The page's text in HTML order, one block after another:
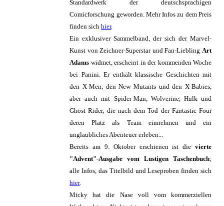
Standardwerk der deutschsprachigen
Comicforschung geworden. Mehr Infos zu dem Preis
finden sichhier.
Ein exklusiver Sammelband, der sich der Marvel-
Kunst von Zeichner-Superstar und Fan-Liebling Art
Adams widmet, erscheint in der kommenden Woche
bei Panini. Er enthält klassische Geschichten mit
den X-Men, den New Mutants und den X-Babies,
aber auch mit Spider-Man, Wolverine, Hulk und
Ghost Rider, die nach dem Tod der Fantastic Four
deren Platz als Team einnehmen und ein
unglaubliches Abenteuer erleben...
Bereits am 9. Oktober erschienen ist die vierte
"Advent"-Ausgabe vom Lustigen Taschenbuch;
alle Infos, das Titelbild und Leseproben finden sich
hier.
Micky hat die Nase voll vom kommerziellen